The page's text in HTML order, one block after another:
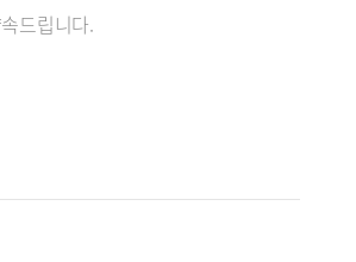
드립니다.